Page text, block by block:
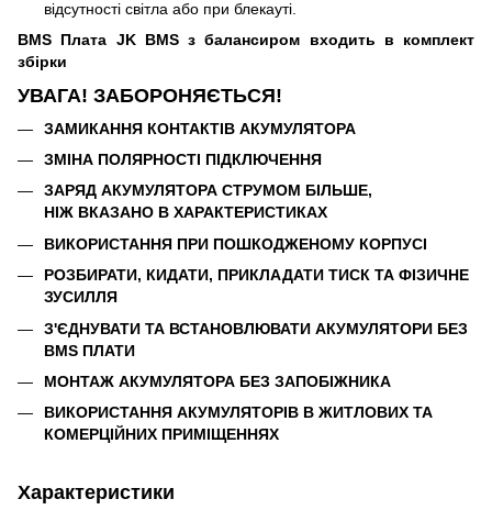
відсутності світла або при блекауті.
BMS Плата JK BMS з балансиром входить в комплект
збірки
УВАГА! ЗАБОРОНЯЄТЬСЯ!
ЗАМИКАННЯ КОНТАКТІВ АКУМУЛЯТОРА
ЗМІНА ПОЛЯРНОСТІ ПІДКЛЮЧЕННЯ
ЗАРЯД АКУМУЛЯТОРА СТРУМОМ БІЛЬШЕ,
НІЖ ВКАЗАНО В ХАРАКТЕРИСТИКАХ
ВИКОРИСТАННЯ ПРИ ПОШКОДЖЕНОМУ КОРПУСІ
РОЗБИРАТИ, КИДАТИ, ПРИКЛАДАТИ ТИСК ТА ФІЗИЧНЕ
ЗУСИЛЛЯ
З'ЄДНУВАТИ ТА ВСТАНОВЛЮВАТИ АКУМУЛЯТОРИ БЕЗ
BMS ПЛАТИ
МОНТАЖ АКУМУЛЯТОРА БЕЗ ЗАПОБІЖНИКА
ВИКОРИСТАННЯ АКУМУЛЯТОРІВ В ЖИТЛОВИХ ТА
КОМЕРЦІЙНИХ ПРИМІЩЕННЯХ
Характеристики